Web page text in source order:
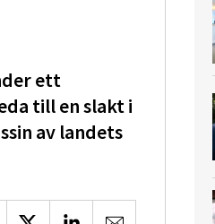
ett
till en slakt i
av landets